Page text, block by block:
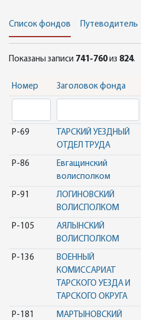
Список фондов Путеводитель
Показаны записи 741-760из 824.
Номер Заголовок фонда
Р-69
ТАРСКИЙ УЕЗДНЫЙ
ОТДЕЛ ТРУДА
Р-86
Евгащинский
волисполком
Р-91
ЛОГИНОВСКИЙ
ВОЛИСПОЛКОМ
Р-105
АЯЛЫНСКИЙ
ВОЛИСПОЛКОМ
Р-136
ВОЕННЫЙ
КОМИССАРИАТ
ТАРСКОГО УЕЗДА И
ТАРСКОГО ОКРУГА
Р-181
МАРТЫНОВСКИЙ